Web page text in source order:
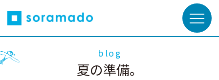
blog
夏の準備。